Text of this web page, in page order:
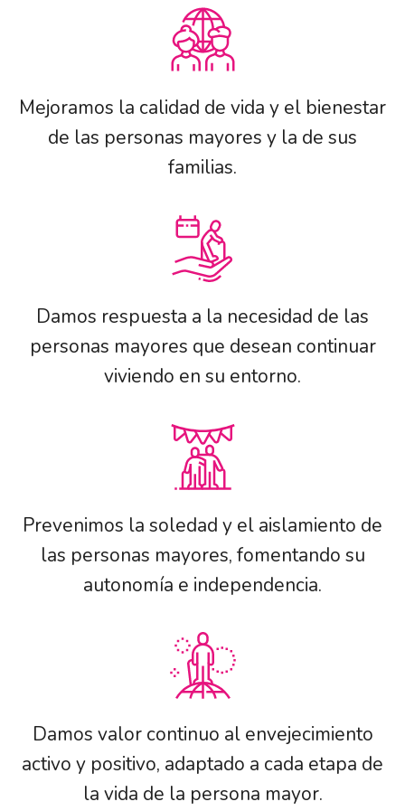
Mejoramos la calidad de vida y el bienestar
de las personas mayores y la de sus
familias.
Damos respuesta a la necesidad de las
personas mayores que desean continuar
viviendo en su entorno.
Prevenimos la soledad y el aislamiento de
las personas mayores, fomentando su
autonomía e independencia.
Damos valor continuo al envejecimiento
activo y positivo, adaptado a cada etapa de
la vida de la persona mayor.